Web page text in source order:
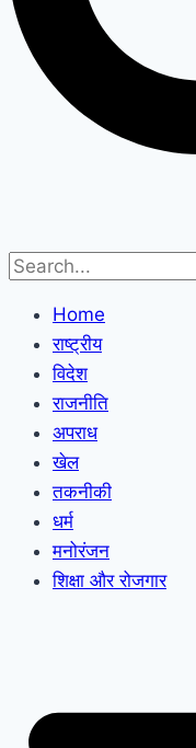
Home
राष्ट्रीय
विदेश
राजनीति
अपराध
खेल
तकनीकी
धर्म
मनोरंजन
शिक्षा और रोजगार